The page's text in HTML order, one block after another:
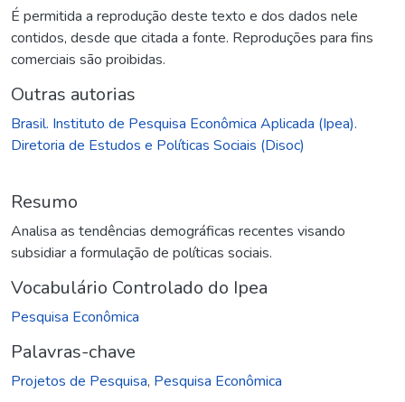
É permitida a reprodução deste texto e dos dados nele
contidos, desde que citada a fonte. Reproduções para fins
comerciais são proibidas.
Outras autorias
Brasil. Instituto de Pesquisa Econômica Aplicada (Ipea).
Diretoria de Estudos e Políticas Sociais (Disoc)
Resumo
Analisa as tendências demográficas recentes visando
subsidiar a formulação de políticas sociais.
Vocabulário Controlado do Ipea
Pesquisa Econômica
Palavras-chave
Projetos de Pesquisa, Pesquisa Econômica